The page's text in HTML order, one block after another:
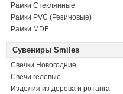
Рамки Стеклянные
Рамки PVC (Резиновые)
Рамки MDF
Сувениры Smiles
Свечки Новогодние
Свечи гелевые
Изделия из дерева и ротанга